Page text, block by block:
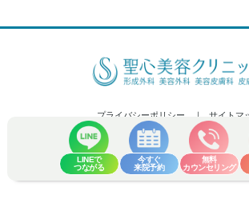
LINEで
つながる
今すぐ
来院予約
無料
カウンセリング
プライバシーポリシー サイトマ
Copyright (C) 2026 Seishin Plastic and Aesthetic
Rights Reserved.